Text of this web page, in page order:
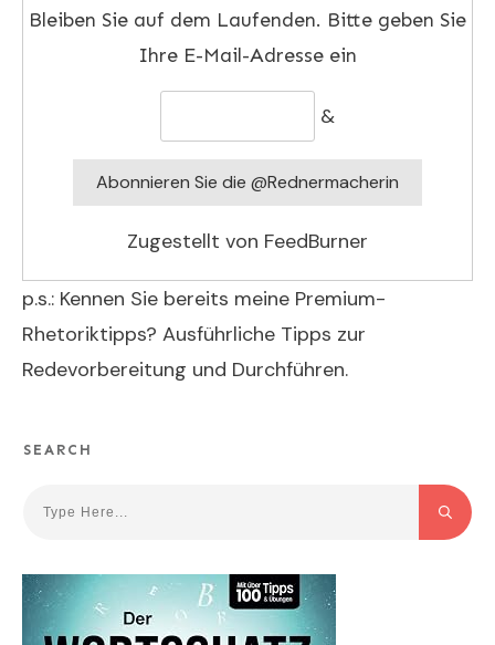
Bleiben Sie auf dem Laufenden. Bitte geben Sie
Ihre E-Mail-Adresse ein
&
Zugestellt von FeedBurner
p.s.: Kennen Sie bereits meine Premium-
Rhetoriktipps? Ausführliche Tipps zur
Redevorbereitung und Durchführen.
SEARCH